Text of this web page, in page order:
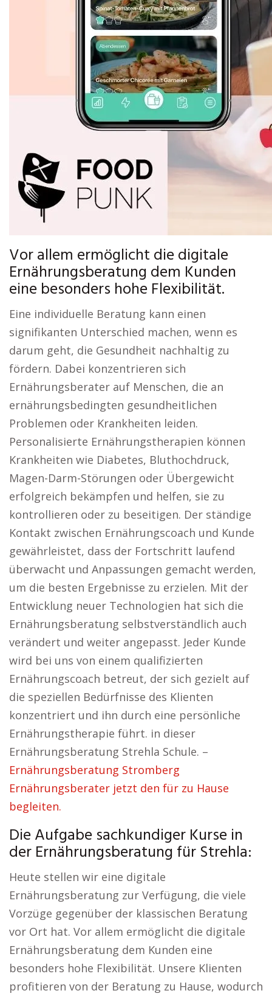
Vor allem ermöglicht die digitale
Ernährungsberatung dem Kunden
eine besonders hohe Flexibilität.
Eine individuelle Beratung kann einen
signifikanten Unterschied machen, wenn es
darum geht, die Gesundheit nachhaltig zu
fördern. Dabei konzentrieren sich
Ernährungsberater auf Menschen, die an
ernährungsbedingten gesundheitlichen
Problemen oder Krankheiten leiden.
Personalisierte Ernährungstherapien können
Krankheiten wie Diabetes, Bluthochdruck,
Magen-Darm-Störungen oder Übergewicht
erfolgreich bekämpfen und helfen, sie zu
kontrollieren oder zu beseitigen. Der ständige
Kontakt zwischen Ernährungscoach und Kunde
gewährleistet, dass der Fortschritt laufend
überwacht und Anpassungen gemacht werden,
um die besten Ergebnisse zu erzielen. Mit der
Entwicklung neuer Technologien hat sich die
Ernährungsberatung selbstverständlich auch
verändert und weiter angepasst. Jeder Kunde
wird bei uns von einem qualifizierten
Ernährungscoach betreut, der sich gezielt auf
die speziellen Bedürfnisse des Klienten
konzentriert und ihn durch eine persönliche
Ernährungstherapie führt. in dieser
Ernährungsberatung Strehla Schule. –
Ernährungsberatung Stromberg
Ernährungsberater jetzt den für zu Hause
begleiten.
Die Aufgabe sachkundiger Kurse in
der Ernährungsberatung für Strehla:
Heute stellen wir eine digitale
Ernährungsberatung zur Verfügung, die viele
Vorzüge gegenüber der klassischen Beratung
vor Ort hat. Vor allem ermöglicht die digitale
Ernährungsberatung dem Kunden eine
besonders hohe Flexibilität. Unsere Klienten
profitieren von der Beratung zu Hause, wodurch